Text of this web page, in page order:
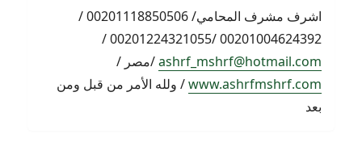
اشرف مشرف المحامي/ 00201118850506 /
00201004624392 /00201224321055 /
ashrf_mshrf@hotmail.com/مصر /
www.ashrfmshrf.com/ ولله الأمر من قبل ومن
بعد